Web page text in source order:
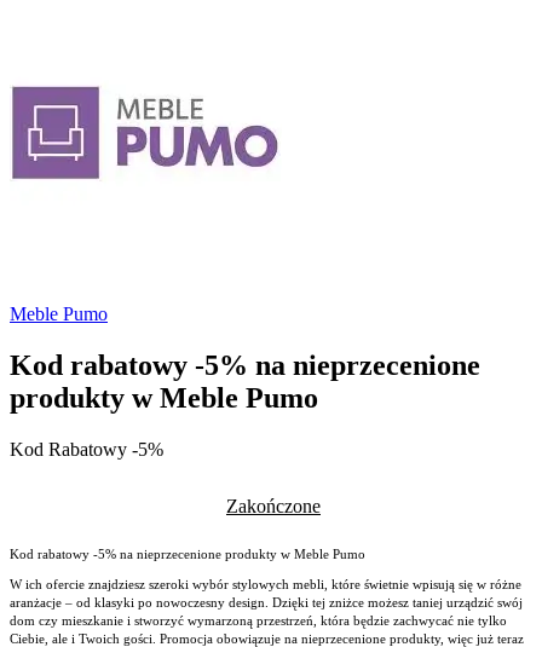
Meble Pumo
Kod rabatowy -5% na nieprzecenione
produkty w Meble Pumo
Kod Rabatowy -5%
Zakończone
Kod rabatowy -5% na nieprzecenione produkty w Meble Pumo
W ich ofercie znajdziesz szeroki wybór stylowych mebli, które świetnie wpisują się w różne
aranżacje – od klasyki po nowoczesny design. Dzięki tej zniżce możesz taniej urządzić swój
dom czy mieszkanie i stworzyć wymarzoną przestrzeń, która będzie zachwycać nie tylko
Ciebie, ale i Twoich gości. Promocja obowiązuje na nieprzecenione produkty, więc już teraz